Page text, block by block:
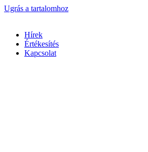
Ugrás a tartalomhoz
Hírek
Értékesítés
Kapcsolat